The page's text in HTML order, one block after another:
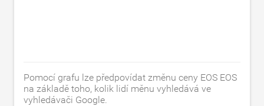
Pomocí grafu lze předpovídat změnu ceny EOS EOS
na základě toho, kolik lidí měnu vyhledává ve
vyhledávači Google.